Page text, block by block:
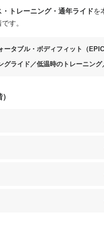
トレーニング・通年ライドを
す。
ータブル・ボディフィット（EPIC
グライド／低温時のトレーニング